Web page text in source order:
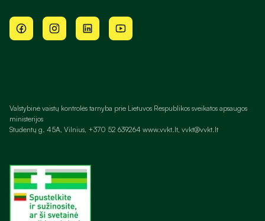
Valstybinė vaistų kontrolės tarnyba prie Lietuvos Respublikos sveikatos apsaugos
ministerijos
Studentų g. 45A, Vilnius, +370 52 639264 www.vvkt.lt, vvkt@vvkt.lt